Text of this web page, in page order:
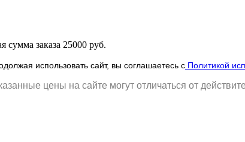
заказа 25000 руб.
использовать сайт, вы соглашаетесь с Политикой
цены на сайте могут отличаться от